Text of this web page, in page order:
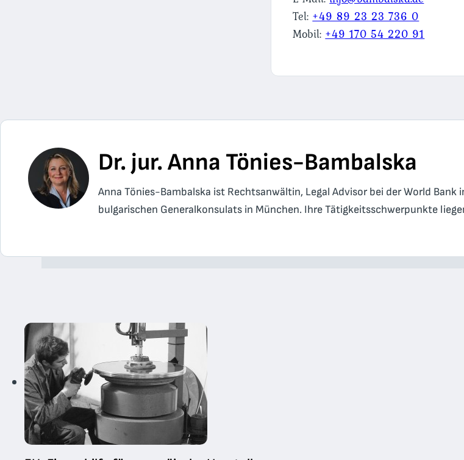
Tel: +49 89 23 23 736 0
Mobil: +49 170 54 220 91
Dr. jur. Anna Tönies-Bambalska
Anna Tönies-Bambalska ist Rechtsanwältin, Legal Advisor bei der World Bank
bulgarischen Generalkonsulats in München. Ihre Tätigkeitsschwerpunkte